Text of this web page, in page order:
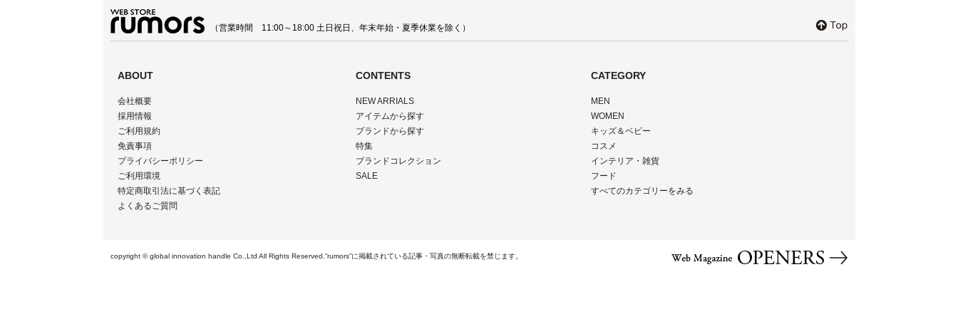
（営業時間 11:00～18:00 土日祝日、年末年始・夏季休業を除く）
ABOUT
会社概要
採用情報
ご利用規約
免責事項
プライバシーポリシー
ご利用環境
特定商取引法に基づく表記
よくあるご質問
CONTENTS
NEW ARRIALS
アイテムから探す
ブランドから探す
特集
ブランドコレクション
SALE
CATEGORY
MEN
WOMEN
キッズ＆ベビー
コスメ
インテリア・雑貨
フード
すべてのカテゴリーをみる
copyright © global innovation handle Co.,Ltd All Rights Reserved.“rumors”に掲載されている記事・写真の無断転載を禁じます。